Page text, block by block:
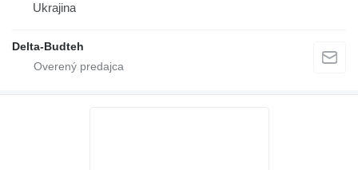
Ukrajina
Delta-Budteh